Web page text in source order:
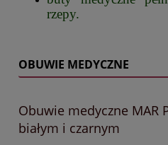
rzepy.
OBUWIE MEDYCZNE
Obuwie medyczne MAR
białym i czarnym